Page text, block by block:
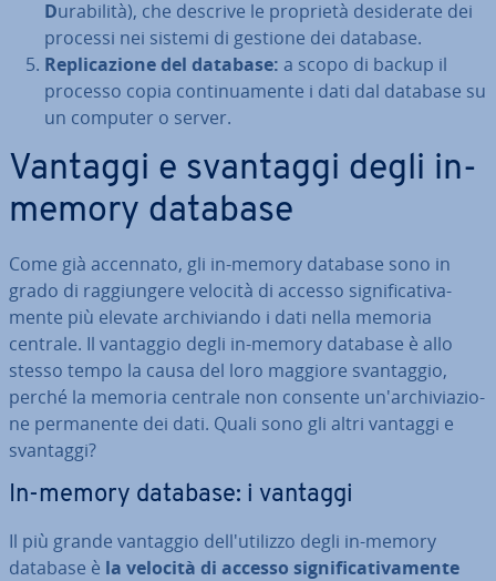
Durabilità), che descrive le proprietà de­si­de­ra­te dei
processi nei sistemi di gestione dei database.
Re­pli­ca­zio­ne del database: a scopo di backup il
processo copia con­ti­nua­men­te i dati dal database su
un computer o server.
Vantaggi e svantaggi degli in-
memory database
Come già accennato, gli in-memory database sono in
grado di rag­giun­ge­re velocità di accesso si­gni­fi­ca­ti­va­
men­te più elevate ar­chi­vian­do i dati nella memoria
centrale. Il vantaggio degli in-memory database è allo
stesso tempo la causa del loro maggiore svan­tag­gio,
perché la memoria centrale non consente un'ar­chi­via­zio­
ne per­ma­nen­te dei dati. Quali sono gli altri vantaggi e
svantaggi?
In-memory database: i vantaggi
Il più grande vantaggio del­l'u­ti­liz­zo degli in-memory
database è la velocità di accesso si­gni­fi­ca­ti­va­men­te